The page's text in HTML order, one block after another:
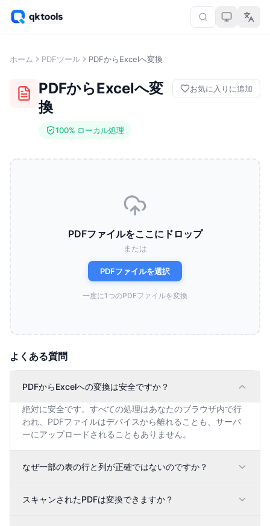
ホーム PDFツール PDFからExcelへ変換
PDFからExcelへ変
換
100% ローカル処理
お気に入りに追加
PDFファイルをここにドロップ
または
PDFファイルを選択
一度に1つのPDFファイルを変換
よくある質問
PDFからExcelへの変換は安全ですか？
絶対に安全です。すべての処理はあなたのブラウザ内で行
われ、PDFファイルはデバイスから離れることも、サーバ
ーにアップロードされることもありません。
なぜ一部の表の行と列が正確ではないのですか？
スキャンされたPDFは変換できますか？